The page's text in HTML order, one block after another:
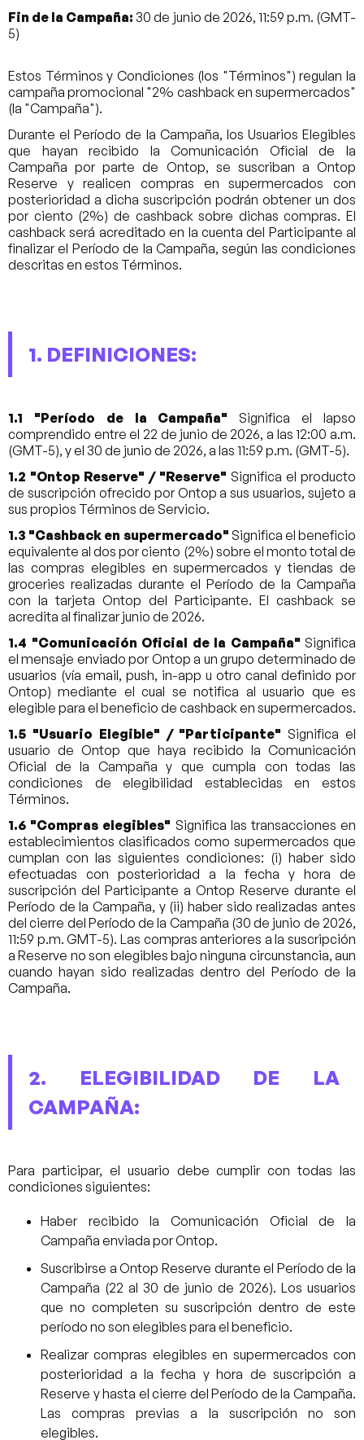
Fin de la Campaña: 30 de junio de 2026, 11:59 p.m. (GMT-
5)
Estos Términos y Condiciones (los "Términos") regulan la
campaña promocional "2% cashback en supermercados"
(la "Campaña").
Durante el Período de la Campaña, los Usuarios Elegibles
que hayan recibido la Comunicación Oficial de la
Campaña por parte de Ontop, se suscriban a Ontop
Reserve y realicen compras en supermercados con
posterioridad a dicha suscripción podrán obtener un dos
por ciento (2%) de cashback sobre dichas compras. El
cashback será acreditado en la cuenta del Participante al
finalizar el Período de la Campaña, según las condiciones
descritas en estos Términos.
1. DEFINICIONES:
1.1 "Período de la Campaña" Significa el lapso
comprendido entre el 22 de junio de 2026, a las 12:00 a.m.
(GMT-5), y el 30 de junio de 2026, a las 11:59 p.m. (GMT-5).
1.2 "Ontop Reserve" / "Reserve" Significa el producto
de suscripción ofrecido por Ontop a sus usuarios, sujeto a
sus propios Términos de Servicio.
1.3 "Cashback en supermercado" Significa el beneficio
equivalente al dos por ciento (2%) sobre el monto total de
las compras elegibles en supermercados y tiendas de
groceries realizadas durante el Período de la Campaña
con la tarjeta Ontop del Participante. El cashback se
acredita al finalizar junio de 2026.
1.4 "Comunicación Oficial de la Campaña" Significa
el mensaje enviado por Ontop a un grupo determinado de
usuarios (vía email, push, in-app u otro canal definido por
Ontop) mediante el cual se notifica al usuario que es
elegible para el beneficio de cashback en supermercados.
1.5 "Usuario Elegible" / "Participante" Significa el
usuario de Ontop que haya recibido la Comunicación
Oficial de la Campaña y que cumpla con todas las
condiciones de elegibilidad establecidas en estos
Términos.
1.6 "Compras elegibles" Significa las transacciones en
establecimientos clasificados como supermercados que
cumplan con las siguientes condiciones: (i) haber sido
efectuadas con posterioridad a la fecha y hora de
suscripción del Participante a Ontop Reserve durante el
Período de la Campaña, y (ii) haber sido realizadas antes
del cierre del Período de la Campaña (30 de junio de 2026,
11:59 p.m. GMT-5). Las compras anteriores a la suscripción
a Reserve no son elegibles bajo ninguna circunstancia, aun
cuando hayan sido realizadas dentro del Período de la
Campaña.
2. ELEGIBILIDAD DE LA
CAMPAÑA:
Para participar, el usuario debe cumplir con todas las
condiciones siguientes:
Haber recibido la Comunicación Oficial de la
Campaña enviada por Ontop.
Suscribirse a Ontop Reserve durante el Período de la
Campaña (22 al 30 de junio de 2026). Los usuarios
que no completen su suscripción dentro de este
período no son elegibles para el beneficio.
Realizar compras elegibles en supermercados con
posterioridad a la fecha y hora de suscripción a
Reserve y hasta el cierre del Período de la Campaña.
Las compras previas a la suscripción no son
elegibles.